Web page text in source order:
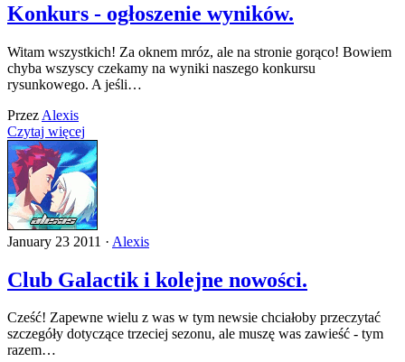
Konkurs - ogłoszenie wyników.
Witam wszystkich! Za oknem mróz, ale na stronie gorąco! Bowiem
chyba wszyscy czekamy na wyniki naszego konkursu
rysunkowego. A jeśli…
Przez Alexis
Czytaj więcej
January 23 2011 · Alexis
Club Galactik i kolejne nowości.
Cześć! Zapewne wielu z was w tym newsie chciałoby przeczytać
szczegóły dotyczące trzeciej sezonu, ale muszę was zawieść - tym
razem…